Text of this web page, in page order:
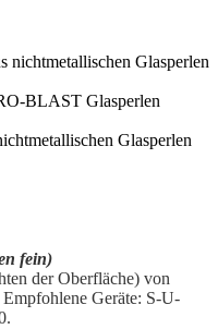
Glasperlen
fein)
der Oberfläche) von
Geräte: S-U-